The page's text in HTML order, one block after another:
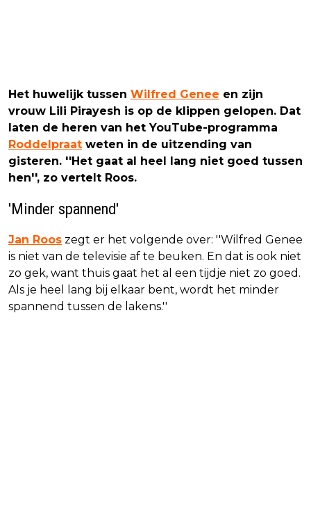
Het huwelijk tussen Wilfred Genee en zijn
vrouw Lili Pirayesh is op de klippen gelopen. Dat
laten de heren van het YouTube-programma
Roddelpraat weten in de uitzending van
gisteren. ''Het gaat al heel lang niet goed tussen
hen'', zo vertelt Roos.
'Minder spannend'
Jan Roos zegt er het volgende over: ''Wilfred Genee
is niet van de televisie af te beuken. En dat is ook niet
zo gek, want thuis gaat het al een tijdje niet zo goed.
Als je heel lang bij elkaar bent, wordt het minder
spannend tussen de lakens.''